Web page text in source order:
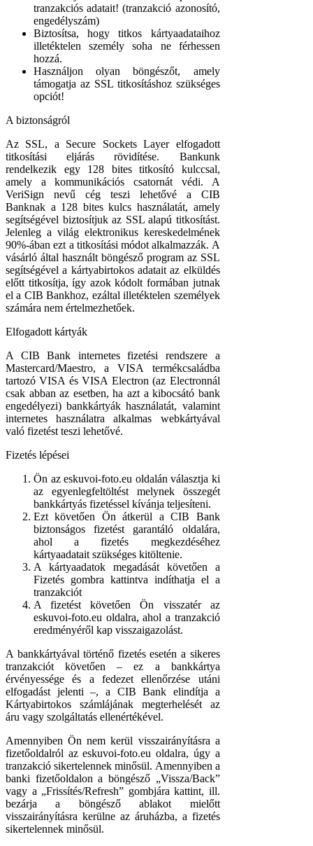
tranzakciós adatait! (tranzakció azonosító,
engedélyszám)
Biztosítsa, hogy titkos kártyaadataihoz
illetéktelen személy soha ne férhessen
hozzá.
Használjon olyan böngészőt, amely
támogatja az SSL titkosításhoz szükséges
opciót!
A biztonságról
Az SSL, a Secure Sockets Layer elfogadott
titkosítási eljárás rövidítése. Bankunk
rendelkezik egy 128 bites titkosító kulccsal,
amely a kommunikációs csatornát védi. A
VeriSign nevű cég teszi lehetővé a CIB
Banknak a 128 bites kulcs használatát, amely
segítségével biztosítjuk az SSL alapú titkosítást.
Jelenleg a világ elektronikus kereskedelmének
90%-ában ezt a titkosítási módot alkalmazzák. A
vásárló által használt böngésző program az SSL
segítségével a kártyabirtokos adatait az elküldés
előtt titkosítja, így azok kódolt formában jutnak
el a CIB Bankhoz, ezáltal illetéktelen személyek
számára nem értelmezhetőek.
Elfogadott kártyák
A CIB Bank internetes fizetési rendszere a
Mastercard/Maestro, a VISA termékcsaládba
tartozó VISA és VISA Electron (az Electronnál
csak abban az esetben, ha azt a kibocsátó bank
engedélyezi) bankkártyák használatát, valamint
internetes használatra alkalmas webkártyával
való fizetést teszi lehetővé.
Fizetés lépései
Ön az eskuvoi-foto.eu oldalán választja ki
az egyenlegfeltöltést melynek összegét
bankkártyás fizetéssel kívánja teljesíteni.
Ezt követően Ön átkerül a CIB Bank
biztonságos fizetést garantáló oldalára,
ahol a fizetés megkezdéséhez
kártyaadatait szükséges kitöltenie.
A kártyaadatok megadását követően a
Fizetés gombra kattintva indíthatja el a
tranzakciót
A fizetést követően Ön visszatér az
eskuvoi-foto.eu oldalra, ahol a tranzakció
eredményéről kap visszaigazolást.
A bankkártyával történő fizetés esetén a sikeres
tranzakciót követően – ez a bankkártya
érvényessége és a fedezet ellenőrzése utáni
elfogadást jelenti –, a CIB Bank elindítja a
Kártyabirtokos számlájának megterhelését az
áru vagy szolgáltatás ellenértékével.
Amennyiben Ön nem kerül visszairányításra a
fizetőoldalról az eskuvoi-foto.eu oldalra, úgy a
tranzakció sikertelennek minősül. Amennyiben a
banki fizetőoldalon a böngésző „Vissza/Back”
vagy a „Frissítés/Refresh” gombjára kattint, ill.
bezárja a böngésző ablakot mielőtt
visszairányításra kerülne az áruházba, a fizetés
sikertelennek minősül.